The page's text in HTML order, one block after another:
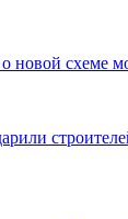
новой схеме